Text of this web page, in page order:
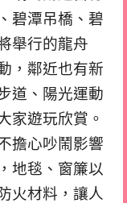
碧潭吊橋、碧
舉行的龍舟
，鄰近也有新
道、陽光運動
家遊玩欣賞。
擔心吵鬧影響
地毯、窗簾以
火材料，讓人